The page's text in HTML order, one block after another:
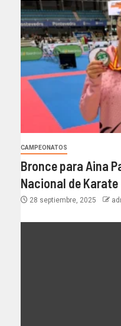
CAMPEONATOS
Bronce para Aina
Nacional de Karate
28 septiembre, 2025